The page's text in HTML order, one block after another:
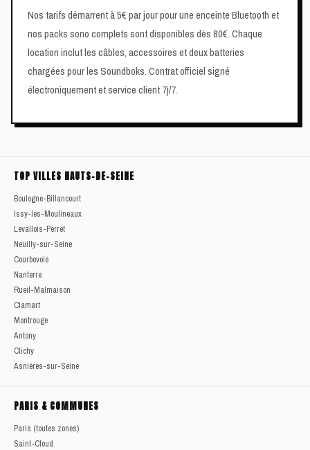
Nos tarifs démarrent à 5€ par jour pour une enceinte Bluetooth et
nos packs sono complets sont disponibles dès 80€. Chaque
location inclut les câbles, accessoires et deux batteries
chargées pour les Soundboks. Contrat officiel signé
électroniquement et service client 7j/7.
TOP VILLES HAUTS-DE-SEINE
Boulogne-Billancourt
Issy-les-Moulineaux
Levallois-Perret
Neuilly-sur-Seine
Courbevoie
Nanterre
Rueil-Malmaison
Clamart
Montrouge
Antony
Clichy
Asnières-sur-Seine
PARIS & COMMUNES
Paris (toutes zones)
Saint-Cloud